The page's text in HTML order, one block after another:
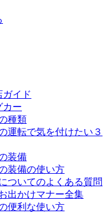
ガイド
カー
種類
運転で気を付けたい３
装備
装備の使い方
ついてのよくある質問
出かけマナー全集
便利な使い方